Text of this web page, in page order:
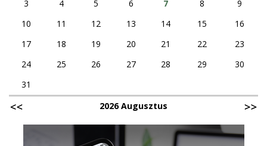
3
4 5 6 7 8
9
10
11 12 13 14 15
16
17
18 19 20 21 22
23
24
25 26 27 28 29
30
31
2026 Augusztus